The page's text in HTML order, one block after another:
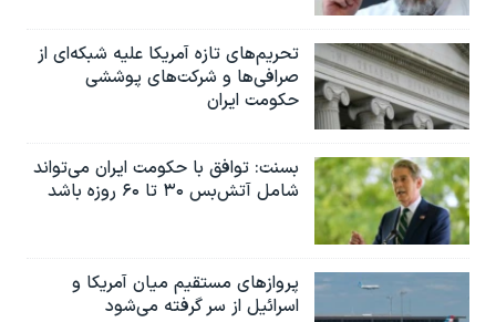
تحریم‌های تازه آمریکا علیه شبکه‌ای از
صرافی‌ها و شرکت‌های پوششی
حکومت ایران
بسنت: توافق با حکومت ایران می‌تواند
شامل آتش‌بس ۳۰ تا ۶۰ روزه باشد
پروازهای مستقیم میان آمریکا و
اسرائیل از سر گرفته می‌شود